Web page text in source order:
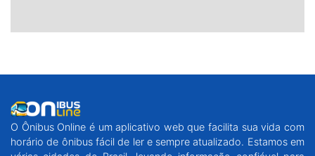
O Ônibus Online é um aplicativo web que facilita sua vida com
horário de ônibus fácil de ler e sempre atualizado. Estamos em